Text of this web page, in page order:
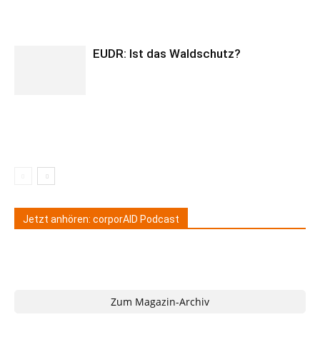
EUDR: Ist das Waldschutz?
Jetzt anhören: corporAID Podcast
Zum Magazin-Archiv